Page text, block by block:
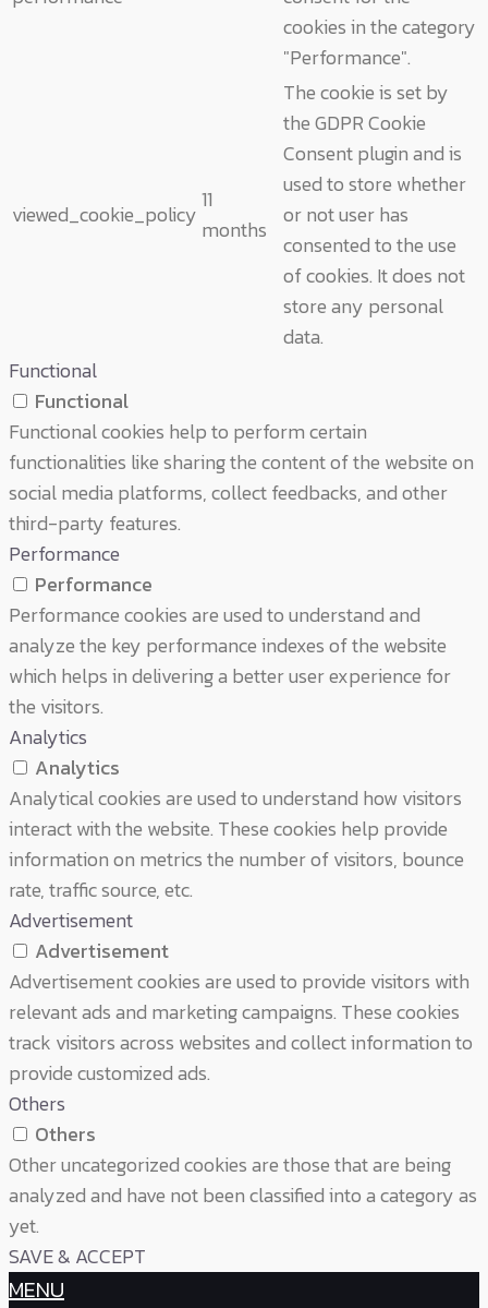
cookies in the category
"Performance".
viewed_cookie_policy
11
months
The cookie is set by
the GDPR Cookie
Consent plugin and is
used to store whether
or not user has
consented to the use
of cookies. It does not
store any personal
data.
Functional
Functional
Functional cookies help to perform certain
functionalities like sharing the content of the website on
social media platforms, collect feedbacks, and other
third-party features.
Performance
Performance
Performance cookies are used to understand and
analyze the key performance indexes of the website
which helps in delivering a better user experience for
the visitors.
Analytics
Analytics
Analytical cookies are used to understand how visitors
interact with the website. These cookies help provide
information on metrics the number of visitors, bounce
rate, traffic source, etc.
Advertisement
Advertisement
Advertisement cookies are used to provide visitors with
relevant ads and marketing campaigns. These cookies
track visitors across websites and collect information to
provide customized ads.
Others
Others
Other uncategorized cookies are those that are being
analyzed and have not been classified into a category as
yet.
SAVE & ACCEPT
MENU